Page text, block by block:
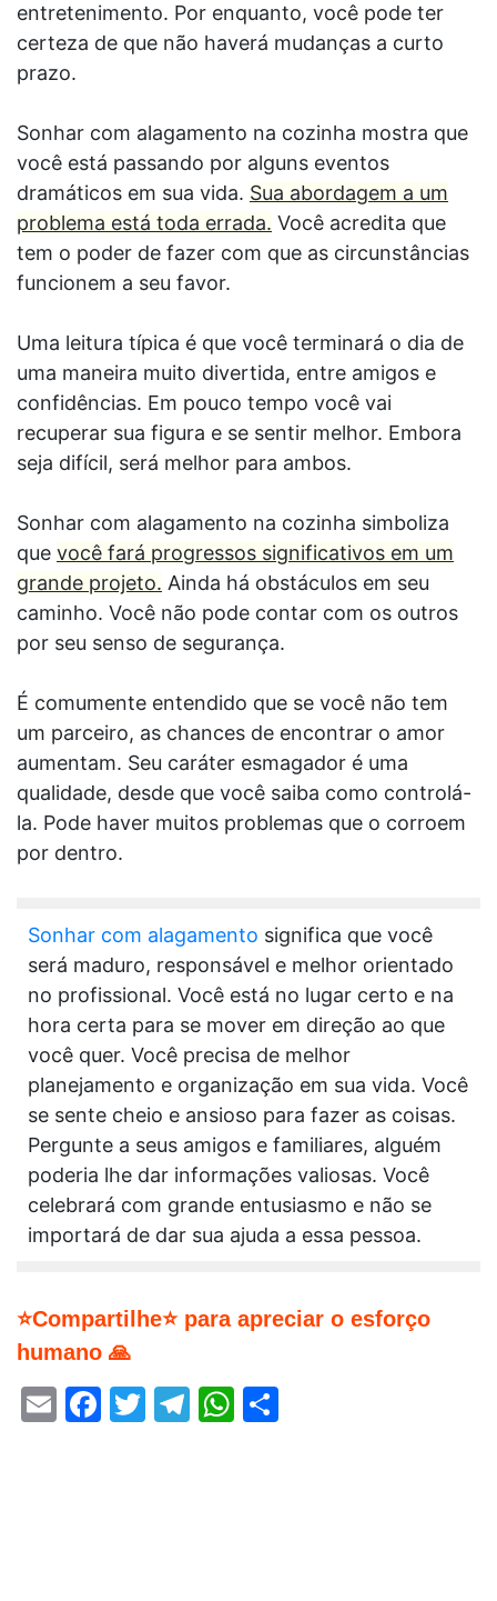
entretenimento. Por enquanto, você pode ter
certeza de que não haverá mudanças a curto
prazo.
Sonhar com alagamento na cozinha mostra que
você está passando por alguns eventos
dramáticos em sua vida. Sua abordagem a um
problema está toda errada. Você acredita que
tem o poder de fazer com que as circunstâncias
funcionem a seu favor.
Uma leitura típica é que você terminará o dia de
uma maneira muito divertida, entre amigos e
confidências. Em pouco tempo você vai
recuperar sua figura e se sentir melhor. Embora
seja difícil, será melhor para ambos.
Sonhar com alagamento na cozinha simboliza
que você fará progressos significativos em um
grande projeto. Ainda há obstáculos em seu
caminho. Você não pode contar com os outros
por seu senso de segurança.
É comumente entendido que se você não tem
um parceiro, as chances de encontrar o amor
aumentam. Seu caráter esmagador é uma
qualidade, desde que você saiba como controlá-
la. Pode haver muitos problemas que o corroem
por dentro.
Sonhar com alagamento significa que você
será maduro, responsável e melhor orientado
no profissional. Você está no lugar certo e na
hora certa para se mover em direção ao que
você quer. Você precisa de melhor
planejamento e organização em sua vida. Você
se sente cheio e ansioso para fazer as coisas.
Pergunte a seus amigos e familiares, alguém
poderia lhe dar informações valiosas. Você
celebrará com grande entusiasmo e não se
importará de dar sua ajuda a essa pessoa.
⭐Compartilhe⭐ para apreciar o esforço
humano 🙏
EmailFacebook
Twitter
Telegram
WhatsApp